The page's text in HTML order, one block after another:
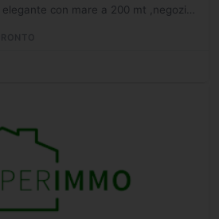
con mare a 200 mt ,negozi,